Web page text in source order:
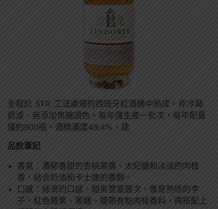
全程於 STR 工法處理的西班牙紅酒桶中熟成，非冷凝
過濾、無添加焦糖調色。每年僅生產一批次，每年配量
僅約900瓶。酒精濃度49.4%。建
品飲筆記
香氣：濃郁香甜的杏桃果醬、太妃糖和淡淡的肉桂
香，結合奶油和卡士達的香醇。
口感：絲滑的口感，甜美豐富層次，像是熟透的李
子、紅色莓果、黑糖、還帶有點肉桂香料，再搭配上